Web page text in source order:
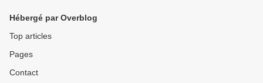
Hébergé par Overblog
Top articles
Pages
Contact